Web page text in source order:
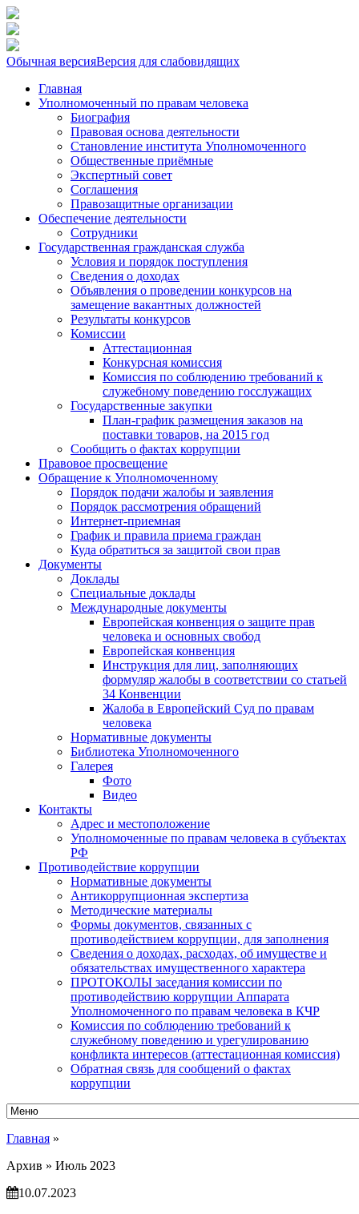
Обычная версияВерсия для слабовидящих
Главная
Уполномоченный по правам человека
Биография
Правовая основа деятельности
Становление института Уполномоченного
Общественные приёмные
Экспертный совет
Соглашения
Правозащитные организации
Обеспечение деятельности
Сотрудники
Государственная гражданская служба
Условия и порядок поступления
Сведения о доходах
Объявления о проведении конкурсов на
замещение вакантных должностей
Результаты конкурсов
Комиссии
Аттестационная
Конкурсная комиссия
Комиссия по соблюдению требований к
служебному поведению госслужащих
Государственные закупки
План-график размещения заказов на
поставки товаров, на 2015 год
Сообщить о фактах коррупции
Правовое просвещение
Обращение к Уполномоченному
Порядок подачи жалобы и заявления
Порядок рассмотрения обращений
Интернет-приемная
График и правила приема граждан
Куда обратиться за защитой свои прав
Документы
Доклады
Специальные доклады
Международные документы
Европейская конвенция о защите прав
человека и основных свобод
Европейская конвенция
Инструкция для лиц, заполняющих
формуляр жалобы в соответствии со статьей
34 Конвенции
Жалоба в Европейский Суд по правам
человека
Нормативные документы
Библиотека Уполномоченного
Галерея
Фото
Видео
Контакты
Адрес и местоположение
Уполномоченные по правам человека в субъектах
РФ
Противодействие коррупции
Нормативные документы
Антикоррупционная экспертиза
Методические материалы
Формы документов, связанных с
противодействием коррупции, для заполнения
Сведения о доходах, расходах, об имуществе и
обязательствах имущественного характера
ПРОТОКОЛЫ заседания комиссии по
противодействию коррупции Аппарата
Уполномоченного по правам человека в КЧР
Комиссия по соблюдению требований к
служебному поведению и урегулированию
конфликта интересов (аттестационная комиссия)
Обратная связь для сообщений о фактах
коррупции
Главная »
Архив » Июль 2023
10.07.2023